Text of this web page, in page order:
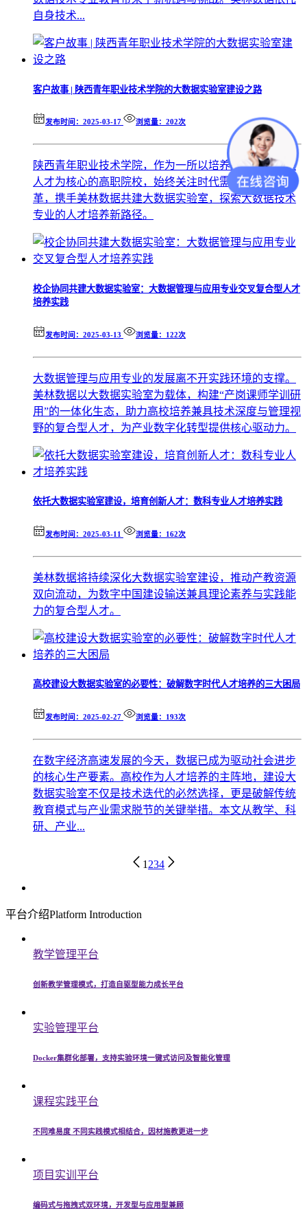
自身技术...
客户故事 | 陕西青年职业技术学院的大数据实验室建设之路
发布时间：2025-03-17 浏览量：202次
陕西青年职业技术学院，作为一所以培养高素质技能型
人才为核心的高职院校，始终关注时代需求与产业变
革，携手美林数据共建大数据实验室，探索大数据技术
专业的人才培养新路径。
校企协同共建大数据实验室：大数据管理与应用专业交叉复合型人才
培养实践
发布时间：2025-03-13 浏览量：122次
大数据管理与应用专业的发展离不开实践环境的支撑。
美林数据以大数据实验室为载体，构建“产岗课师学训研
用”的一体化生态，助力高校培养兼具技术深度与管理视
野的复合型人才，为产业数字化转型提供核心驱动力。
依托大数据实验室建设，培育创新人才：数科专业人才培养实践
发布时间：2025-03-11 浏览量：162次
美林数据将持续深化大数据实验室建设，推动产教资源
双向流动，为数字中国建设输送兼具理论素养与实践能
力的复合型人才。
高校建设大数据实验室的必要性：破解数字时代人才培养的三大困局
发布时间：2025-02-27 浏览量：193次
在数字经济高速发展的今天，数据已成为驱动社会进步
的核心生产要素。高校作为人才培养的主阵地，建设大
数据实验室不仅是技术迭代的必然选择，更是破解传统
教育模式与产业需求脱节的关键举措。本文从教学、科
研、产业...
1 234
平台介绍Platform Introduction
教学管理平台
创新教学管理模式，打造自驱型能力成长平台
实验管理平台
Docker集群化部署，支持实验环境一键式访问及智能化管理
课程实践平台
不同难易度 不同实践模式相结合，因材施教更进一步
项目实训平台
编码式与拖拽式双环境，开发型与应用型兼顾